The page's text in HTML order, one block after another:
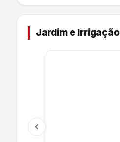
Jardim e Irrigação